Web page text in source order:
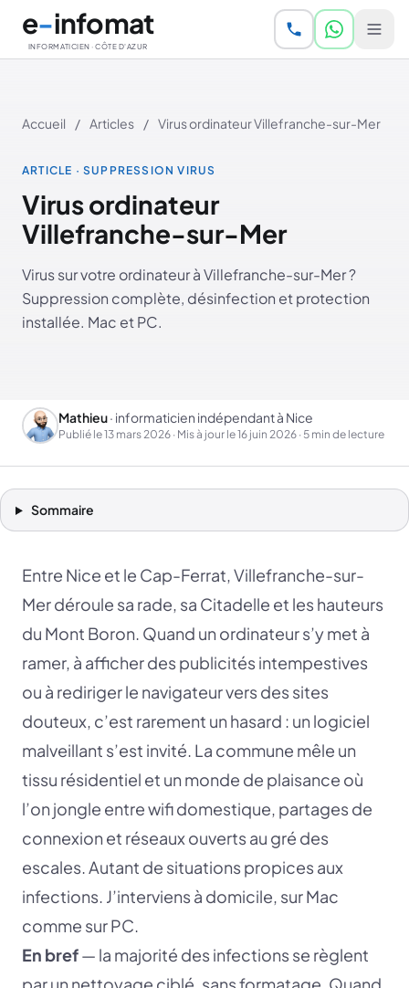
Aller au contenu principal
e-infomat
INFORMATICIEN · CÔTE D'AZUR
Accueil / Articles / Virus ordinateur Villefranche-sur-Mer
ARTICLE · SUPPRESSION VIRUS
Virus ordinateur
Villefranche-sur-Mer
Virus sur votre ordinateur à Villefranche-sur-Mer ?
Suppression complète, désinfection et protection
installée. Mac et PC.
Mathieu· informaticien indépendant à Nice
Publié le13 mars 2026 · Mis à jour le16 juin 2026 · 5 min de lecture
Sommaire
Entre Nice et le Cap-Ferrat, Villefranche-sur-
Mer déroule sa rade, sa Citadelle et les hauteurs
du Mont Boron. Quand un ordinateur s’y met à
ramer, à afficher des publicités intempestives
ou à rediriger le navigateur vers des sites
douteux, c’est rarement un hasard : un logiciel
malveillant s’est invité. La commune mêle un
tissu résidentiel et un monde de plaisance où
l’on jongle entre wifi domestique, partages de
connexion et réseaux ouverts au gré des
escales. Autant de situations propices aux
infections. J’interviens à domicile, sur Mac
comme sur PC.
En bref— la majorité des infections se règlent